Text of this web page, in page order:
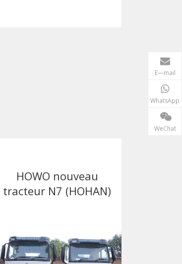
HOWO nouveau
tracteur N7 (HOHAN)
E—mail
WhatsApp
WeChat